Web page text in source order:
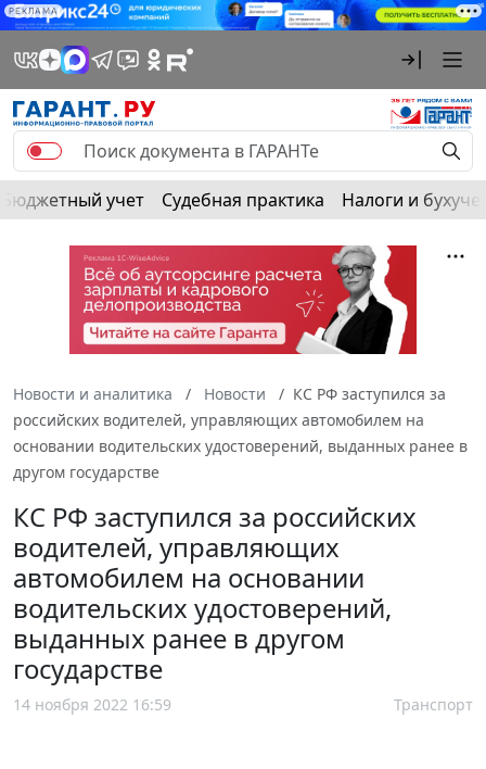
РЕКЛАМА
Бюджетный учет Судебная практика Налоги и
Новости и аналитика Новости
КС РФ заступился за
российских водителей, управляющих автомобилем на
основании водительских удостоверений, выданных ранее в
другом государстве
КС РФ заступился за российских
водителей, управляющих
автомобилем на основании
водительских удостоверений,
выданных ранее в другом
государстве
14 ноября 2022 16:59 Транспорт